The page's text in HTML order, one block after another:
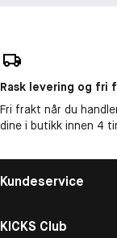
Rask levering og fri
Fri frakt når du
dine i butikk innen 4
Kundeservice
KICKS Club